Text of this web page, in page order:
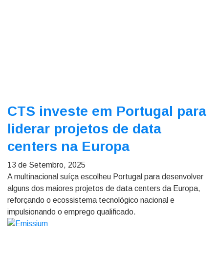
CTS investe em Portugal para
liderar projetos de data
centers na Europa
13 de Setembro, 2025
A multinacional suíça escolheu Portugal para desenvolver
alguns dos maiores projetos de data centers da Europa,
reforçando o ecossistema tecnológico nacional e
impulsionando o emprego qualificado.